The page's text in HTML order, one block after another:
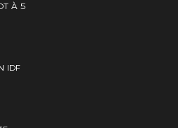
À 5
IDF